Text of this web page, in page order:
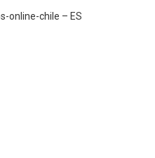
online-chile – ES